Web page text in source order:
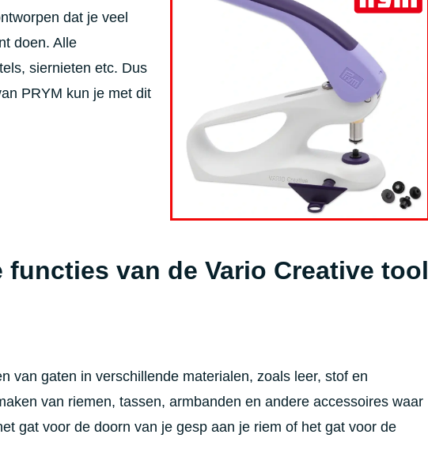
dat je veel
doen. Alle
siernieten etc. Dus
PRYM kun je met dit
functies van de Vario Creative tool
van gaten in verschillende materialen, zoals leer, stof en
van riemen, tassen, armbanden en andere accessoires waar
gat voor de doorn van je gesp aan je riem of het gat voor de